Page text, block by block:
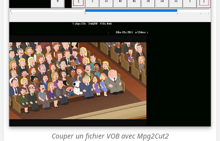
Couper un fichier VOB avec Mpg2Cut2